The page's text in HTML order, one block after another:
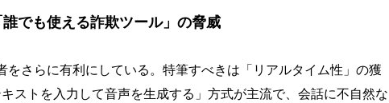
でも使える詐欺ツール」の脅威
さらに有利にしている。特筆すべきは「リアルタイム性」の獲
ストを入力して音声を生成する」方式が主流で、会話に不自然な